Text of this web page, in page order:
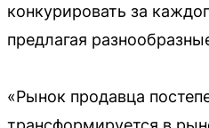
конкурировать за
предлагая
«Рынок продавца